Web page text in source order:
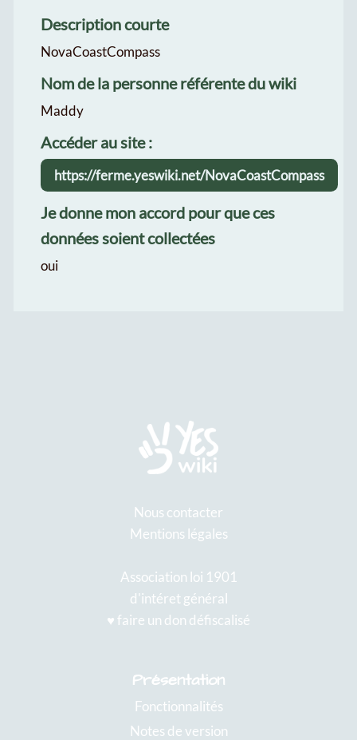
Description courte
NovaCoastCompass
Nom de la personne référente du wiki
Maddy
Accéder au site :
https://ferme.yeswiki.net/NovaCoastCompass
Je donne mon accord pour que ces
données soient collectées
oui
Nous contacter
Mentions légales
Association loi 1901
d'intéret général
♥️ faire un don défiscalisé
Présentation
Fonctionnalités
Notes de version